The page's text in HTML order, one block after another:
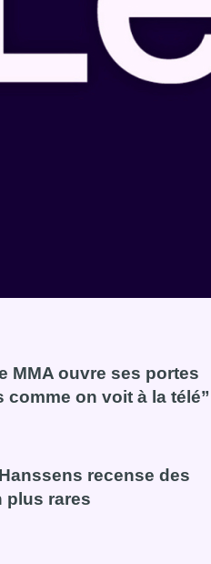
MMA ouvre ses portes
comme on voit à la télé”
de MMA ouvre ses portes à
recense des
plus rares